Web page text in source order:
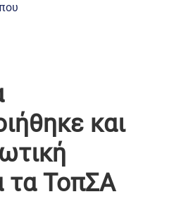
και
τα ΤοπΣΑ